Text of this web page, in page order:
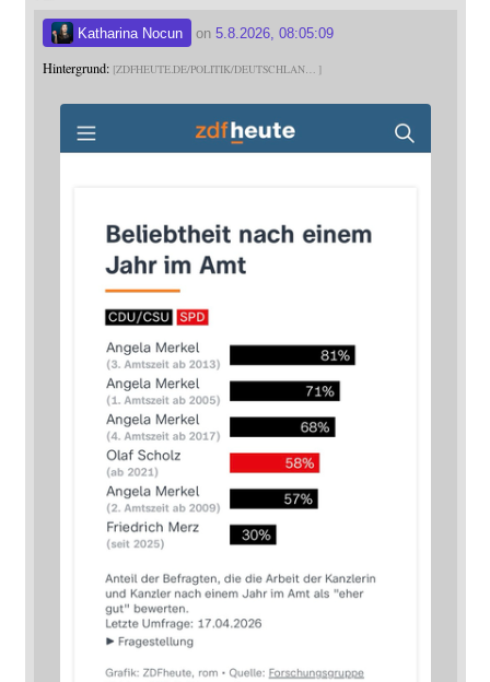
Katharina Nocun on 5.8.2026, 08:05:09
Hintergrund: ZDFHEUTE.DE/POLITIK/DEUTSCHLAN